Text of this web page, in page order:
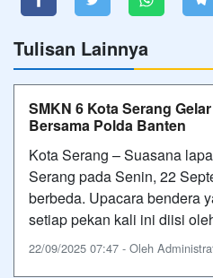
Tulisan Lainnya
SMKN 6 Kota Serang
Bersama Polda Banten
Kota Serang – Suasana
Serang pada Senin, 22
berbeda. Upacara bendera
setiap pekan kali ini diisi
22/09/2025 07:47 - Oleh